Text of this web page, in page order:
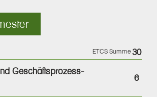
ETCS Summe30
Geschäftsprozess-
6